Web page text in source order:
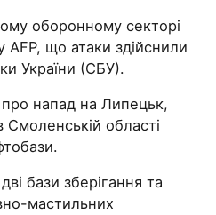
оборонному секторі
AFP, що атаки здійснили
України (СБУ).
напад на Липецьк,
області
бази зберігання та
мастильних